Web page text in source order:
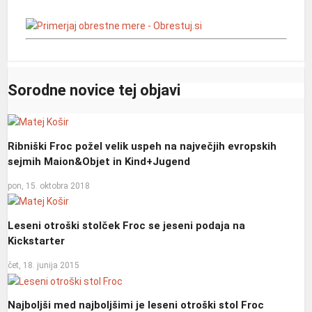
Sorodne novice tej objavi
Ribniški Froc požel velik uspeh na največjih evropskih
sejmih Maion&Objet in Kind+Jugend
pon, 15. oktobra 2018
Leseni otroški stolček Froc se jeseni podaja na
Kickstarter
čet, 18. junija 2015
Najboljši med najboljšimi je leseni otroški stol Froc